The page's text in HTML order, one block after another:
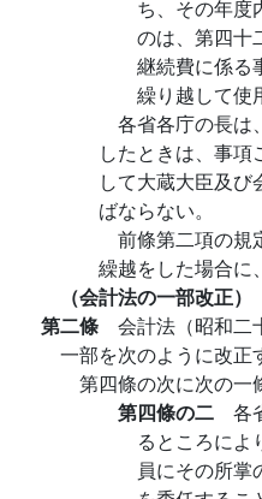
ち、その年度
のは、第四十
継続費に係る
繰り越して使
各省各庁の長は
したときは、事
して大蔵大臣及
ばならない。
前條第二項の規
繰越をした場合に
（会計法の一部改正）
第二條 会計法（昭和二
一部を次のように改正
第四條の次に次の一
第四條の二 各
るところによ
員にその所掌